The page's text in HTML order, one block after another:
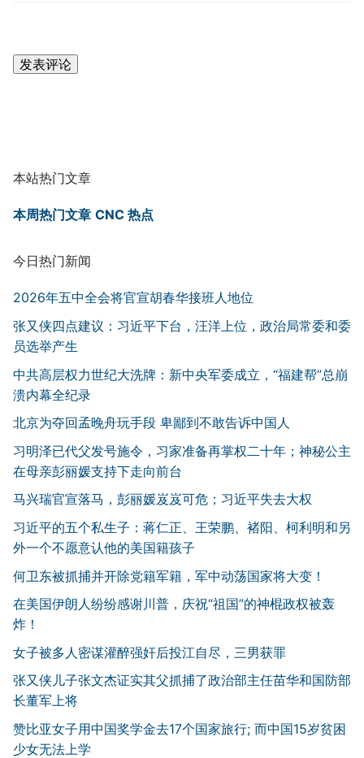
本站热门文章
本周热门文章 CNC 热点
今日热门新闻
2026年五中全会将官宣胡春华接班人地位
张又侠四点建议：习近平下台，汪洋上位，政治局常委和委
员选举产生
中共高层权力世纪大洗牌：新中央军委成立，“福建帮”总崩
溃内幕全纪录
北京为夺回孟晚舟玩手段 卑鄙到不敢告诉中国人
习明泽已代父发号施令，习家准备再掌权二十年；神秘公主
在母亲彭丽媛支持下走向前台
马兴瑞官宣落马，彭丽媛岌岌可危；习近平失去大权
习近平的五个私生子：蒋仁正、王荣鹏、褚阳、柯利明和另
外一个不愿意认他的美国籍孩子
何卫东被抓捕并开除党籍军籍，军中动荡国家将大变！
在美国伊朗人纷纷感谢川普，庆祝“祖国”的神棍政权被轰
炸！
女子被多人密谋灌醉强奸后投江自尽，三男获罪
张又侠儿子张文杰证实其父抓捕了政治部主任苗华和国防部
长董军上将
赞比亚女子用中国奖学金去17个国家旅行; 而中国15岁贫困
少女无法上学